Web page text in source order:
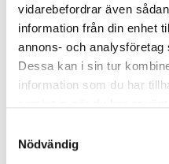
vidarebefordrar även
information från din enhet
annons- och
Dessa kan i sin tur
information som du har
Nödvändig
tillstånd.
LÄS MER »
mars 26, 2026